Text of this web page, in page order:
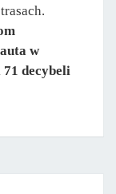
w
71 decybeli